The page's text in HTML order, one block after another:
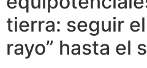
tierra: seguir
rayo” hasta el